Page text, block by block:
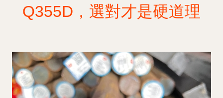
Q355D，選對才是硬道理